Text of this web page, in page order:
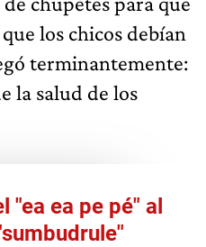
los chicos debían
terminantemente:
la salud de los
"ea ea pe pé" al